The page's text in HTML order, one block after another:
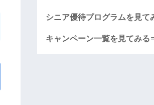
シニア優待プログラムを見
キャンペーン一覧を見てみ